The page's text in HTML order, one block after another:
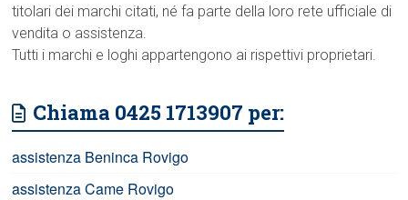
titolari dei marchi citati, né fa parte della loro rete ufficiale di
vendita o assistenza.
Tutti i marchi e loghi appartengono ai rispettivi proprietari.
Chiama 0425 1713907 per:
assistenza Beninca Rovigo
assistenza Came Rovigo